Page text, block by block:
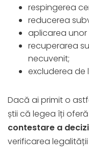
respingerea
reducerea
aplicarea unor
recuperarea
necuvenit;
excluderea de
Dacă ai primit o
știi că legea îți
contestare a
verificarea